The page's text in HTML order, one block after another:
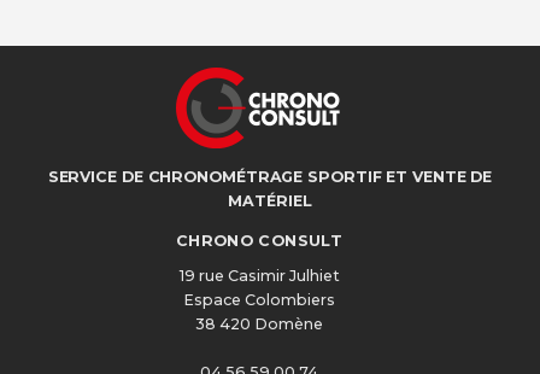
SERVICE DE CHRONOMÉTRAGE SPORTIF ET VENTE DE
MATÉRIEL
CHRONO CONSULT
19 rue Casimir Julhiet
Espace Colombiers
38 420 Domène